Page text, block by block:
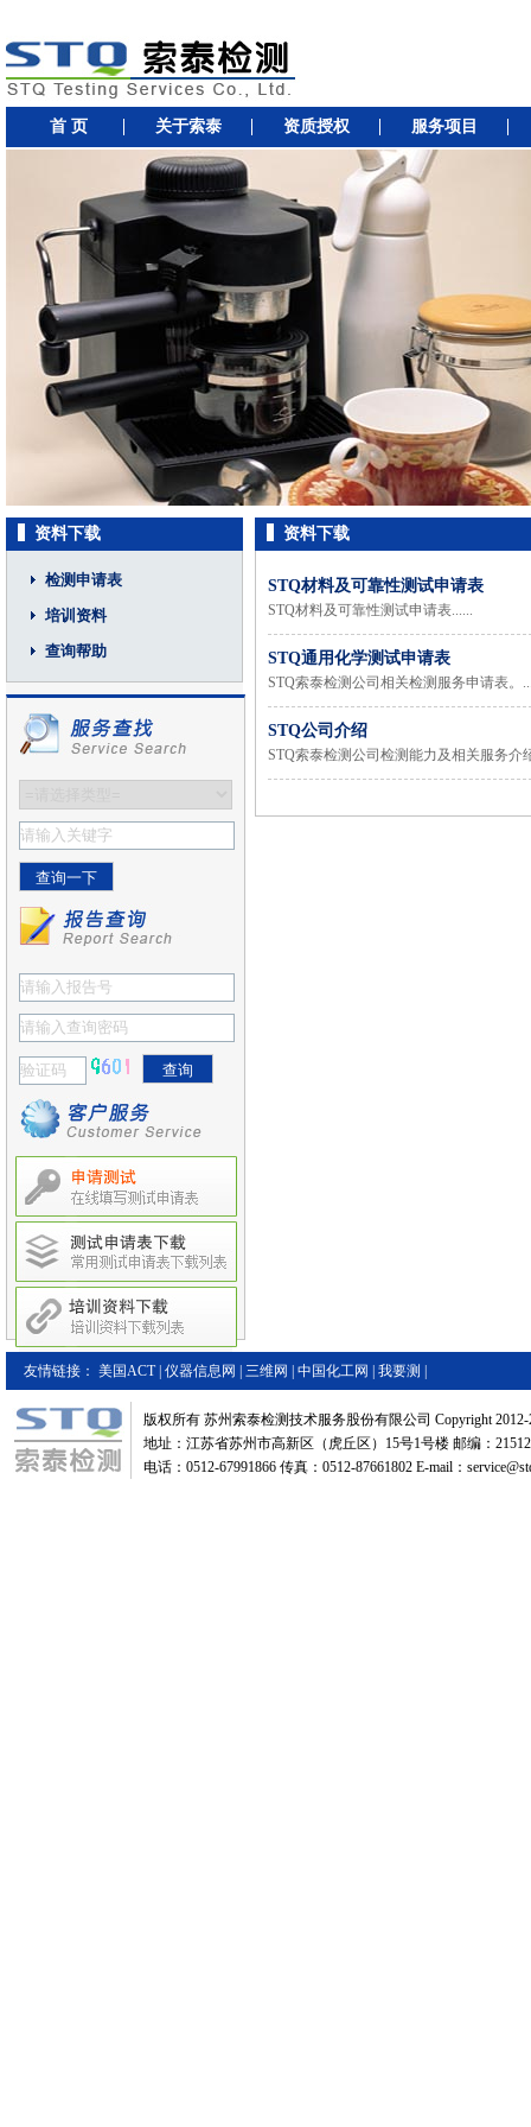
首 页 关于索泰 资质授权 服务项目
资料下载
检测申请表
培训资料
查询帮助
资料下载
STQ材料及可靠性测试申请表
STQ材料及可靠性测试申请表......
STQ通用化学测试申请表
STQ索泰检测公司相关检测服务申请表。
STQ公司介绍
STQ索泰检测公司检测能力及相关服务介
友情链接： 美国ACT| 仪器信息网 三维网 中国化工网 我要测
版权所有 苏州索泰检测技术服务股份有限公司 Copyright 2012-
地址：江苏省苏州市高新区（虎丘区）15号1号楼 邮编：
电话：0512-67991866 传真：0512-87661802 E-mail：